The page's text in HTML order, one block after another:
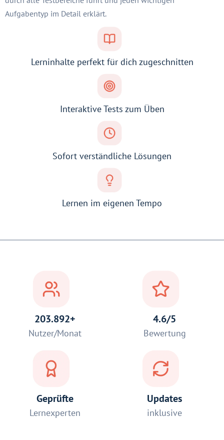
Aufgabentyp im Detail erklärt.
Lerninhalte perfekt für dich zugeschnitten
Interaktive Tests zum Üben
Sofort verständliche Lösungen
Lernen im eigenen Tempo
203.892+
Nutzer/Monat
4.6/5
Bewertung
Geprüfte
Lernexperten
Updates
inklusive